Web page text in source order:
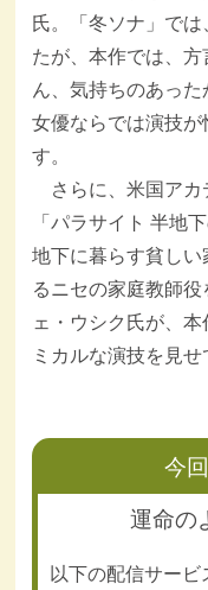
氏。「冬ソナ」で
たが、本作では、
ん、気持ちのあっ
女優ならでは演技
す。
さらに、米国アカ
「パラサイト 半地
地下に暮らす貧し
るニセの家庭教師
ェ・ウシク氏が、
ミカルな演技を見せ
今
運命の
以下の配信サービ